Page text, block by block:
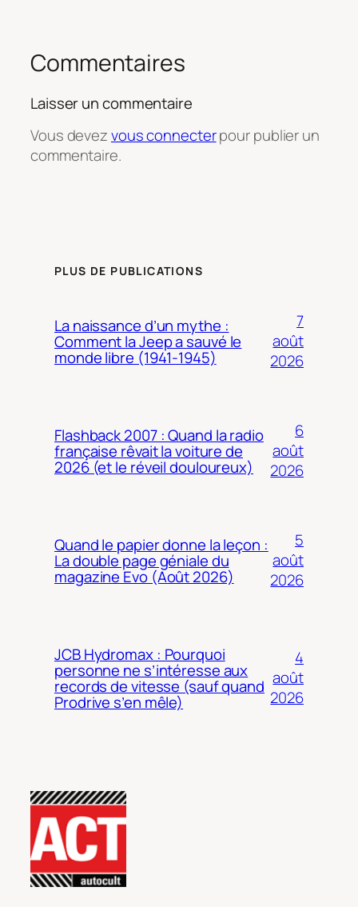
Commentaires
Laisser un commentaire
Vous devezvous connecterpour publier un
commentaire.
PLUS DE PUBLICATIONS
La naissance d’un mythe :
Comment la Jeep a sauvé le
monde libre (1941-1945)
7
août
2026
Flashback 2007 : Quand la radio
française rêvait la voiture de
2026 (et le réveil douloureux)
6
août
2026
Quand le papier donne la leçon :
La double page géniale du
magazine Evo (Août 2026)
5
août
2026
JCB Hydromax : Pourquoi
personne ne s’intéresse aux
records de vitesse (sauf quand
Prodrive s’en mêle)
4
août
2026